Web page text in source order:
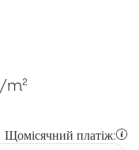
/m²
Щомісячний платіж: